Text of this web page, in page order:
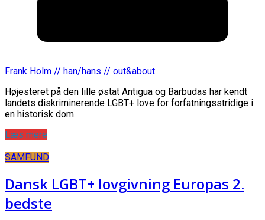
Frank Holm // han/hans // out&about
Højesteret på den lille østat Antigua og Barbudas har kendt
landets diskriminerende LGBT+ love for forfatningsstridige i
en historisk dom.
Læs mere
SAMFUND
Dansk LGBT+ lovgivning Europas 2.
bedste